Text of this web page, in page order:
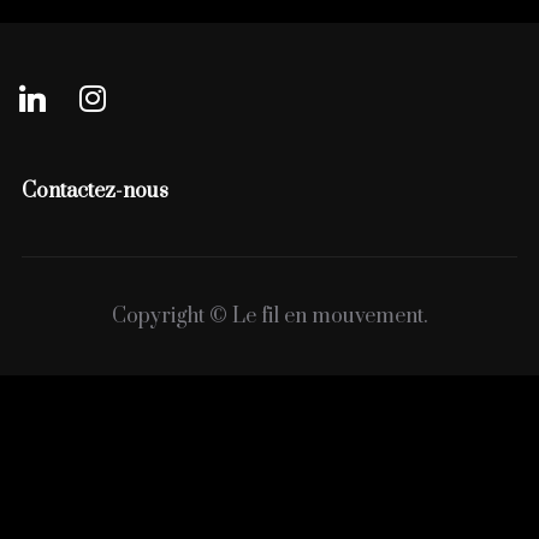
Contactez-nous
Copyright © Le fil en mouvement.